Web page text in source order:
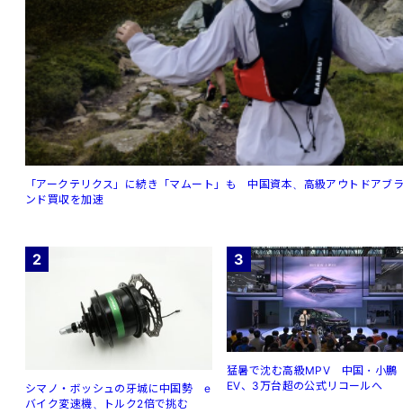
「アークテリクス」に続き「マムート」も 中国資本、高級アウトドアブ
ンド買収を加速
2
シマノ・ボッシュの牙城に中国勢 e
バイク変速機、トルク2倍で挑む
3
猛暑で沈む高級MPV 中国・小鵬
EV、3万台超の公式リコールへ